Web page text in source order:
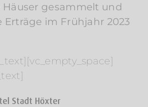
gesammelt und
im Frühjahr 2023
Stadt Höxter